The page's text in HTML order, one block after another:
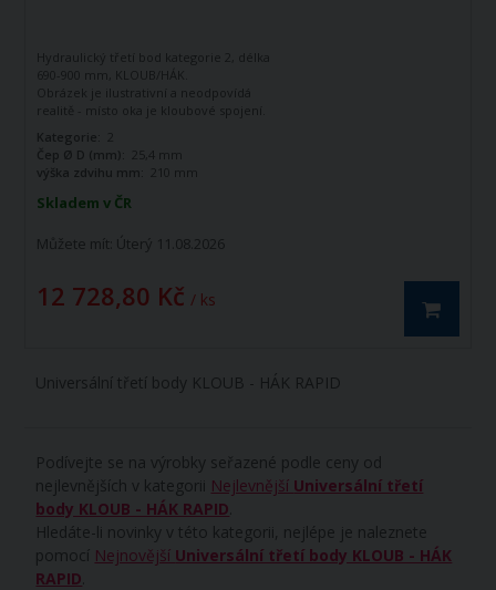
Skladem v ČR
Můžete mít: Úterý 11.08.2026
12 728,80 Kč / ks
Hydraulický třetí bod kategorie 2, délka
690-900 mm, KLOUB/HÁK.
Obrázek je ilustrativní a neodpovídá
realitě - místo oka je kloubové spojení.
Kategorie:
Čep Ø D (mm):
25,4 mm
výška zdvihu mm:
210 mm
Universální třetí body KLOUB - HÁK RAPID
Podívejte se na výrobky seřazené podle ceny od
nejlevnějších v kategorii Nejlevnější Universální třetí
body KLOUB - HÁK RAPID
Hledáte-li novinky v této kategorii, nejlépe je naleznete
pomocí Nejnovější Universální třetí body KLOUB - HÁK
RAPID